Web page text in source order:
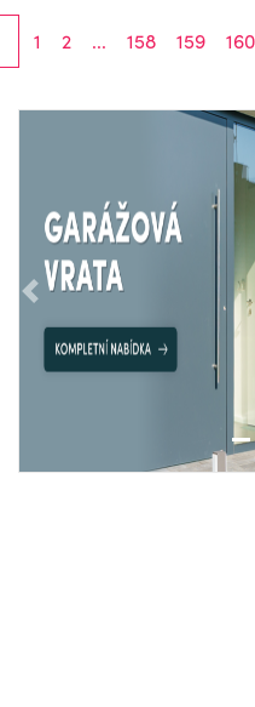
1 2 ... 158 159 160
Předchozí